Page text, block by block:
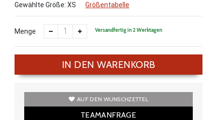
Gewählte Größe: XS Größentabelle
Menge Versandfertig in 2 Werktagen
IN DEN WARENKORB
AUF DEN WUNSCHZETTEL
TEAMANFRAGE